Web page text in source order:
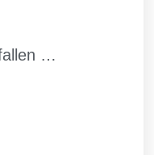
…